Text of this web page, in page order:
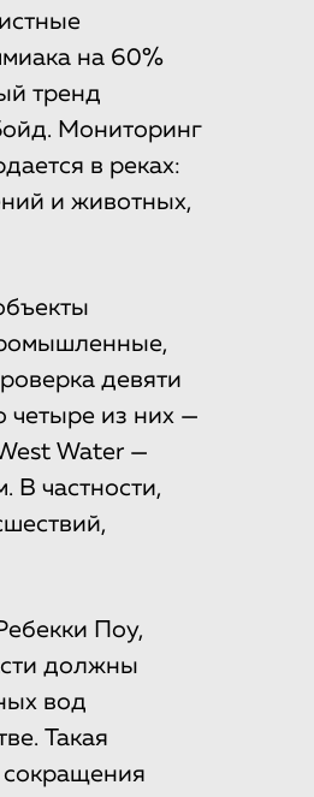
на 60%
тренд
Мониторинг
в реках:
и животных,
девяти
четыре из них —
Water —
В частности,
Поу,
должны
вод
Такая
сокращения